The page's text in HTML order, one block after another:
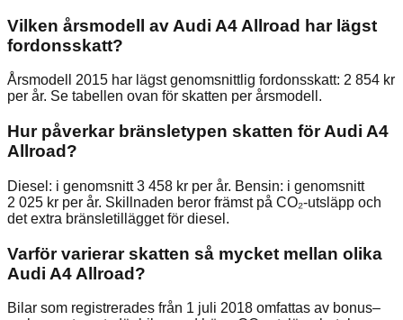
Vilken årsmodell av Audi A4 Allroad har lägst
fordonsskatt?
Årsmodell 2015 har lägst genomsnittlig fordonsskatt: 2 854 kr
per år. Se tabellen ovan för skatten per årsmodell.
Hur påverkar bränsletypen skatten för Audi A4
Allroad?
Diesel: i genomsnitt 3 458 kr per år. Bensin: i genomsnitt
2 025 kr per år. Skillnaden beror främst på CO₂-utsläpp och
det extra bränsletillägget för diesel.
Varför varierar skatten så mycket mellan olika
Audi A4 Allroad?
Bilar som registrerades från 1 juli 2018 omfattas av bonus–